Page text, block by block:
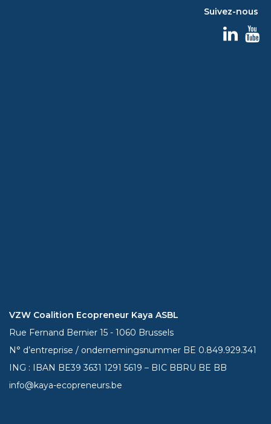
Suivez-nous
VZW Coalition Ecopreneur Kaya ASBL
Rue Fernand Bernier 15 - 1060 Brussels
N° d’entreprise / ondernemingsnummer BE 0.849.929.341
ING : IBAN BE393631 1291 5619 – BIC BBRU BE BB
info@kaya-ecopreneurs.be